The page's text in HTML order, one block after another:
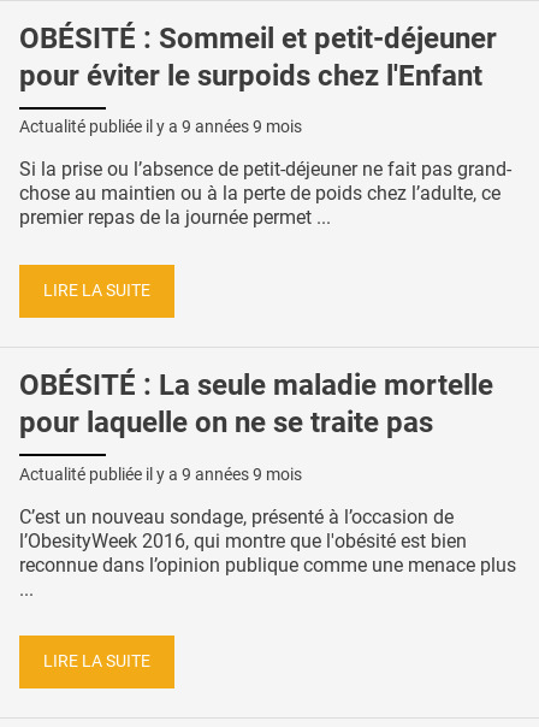
OBÉSITÉ : Sommeil et petit-déjeuner
pour éviter le surpoids chez l'Enfant
Actualité publiée il y a 9 années 9 mois
Si la prise ou l’absence de petit-déjeuner ne fait pas grand-
chose au maintien ou à la perte de poids chez l’adulte, ce
premier repas de la journée permet ...
LIRE LA SUITE
OBÉSITÉ : La seule maladie mortelle
pour laquelle on ne se traite pas
Actualité publiée il y a 9 années 9 mois
C’est un nouveau sondage, présenté à l’occasion de
l’ObesityWeek 2016, qui montre que l'obésité est bien
reconnue dans l’opinion publique comme une menace plus
...
LIRE LA SUITE